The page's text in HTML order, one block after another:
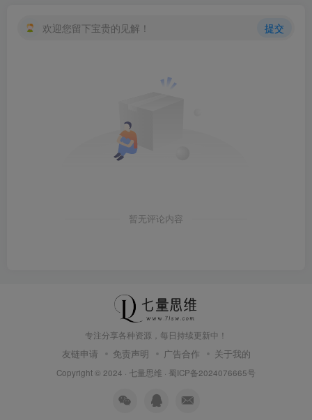
欢迎您留下宝贵的见解！ 提交
暂无评论内容
专注分享各种资源，每日持续更新中！
友链申请 免责声明 广告合作 关于我的
Copyright © 2024 · 七量思维 · 蜀ICP备2024076665号